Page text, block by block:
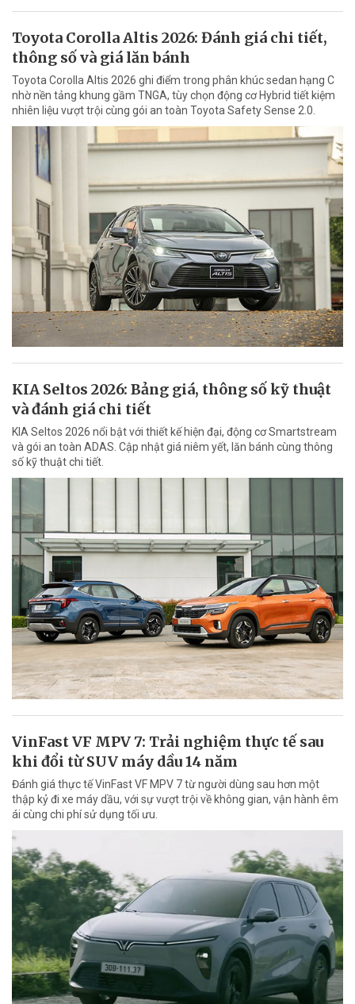
Toyota Corolla Altis 2026: Đánh giá chi tiết,
thông số và giá lăn bánh
Toyota Corolla Altis 2026 ghi điểm trong phân khúc sedan hạng C
nhờ nền tảng khung gầm TNGA, tùy chọn động cơ Hybrid tiết kiệm
nhiên liệu vượt trội cùng gói an toàn Toyota Safety Sense 2.0.
KIA Seltos 2026: Bảng giá, thông số kỹ thuật
và đánh giá chi tiết
KIA Seltos 2026 nổi bật với thiết kế hiện đại, động cơ Smartstream
và gói an toàn ADAS. Cập nhật giá niêm yết, lăn bánh cùng thông
số kỹ thuật chi tiết.
VinFast VF MPV 7: Trải nghiệm thực tế sau
khi đổi từ SUV máy dầu 14 năm
Đánh giá thực tế VinFast VF MPV 7 từ người dùng sau hơn một
thập kỷ đi xe máy dầu, với sự vượt trội về không gian, vận hành êm
ái cùng chi phí sử dụng tối ưu.